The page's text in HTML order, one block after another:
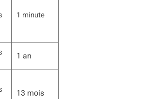
1 minute
1 an
13 mois